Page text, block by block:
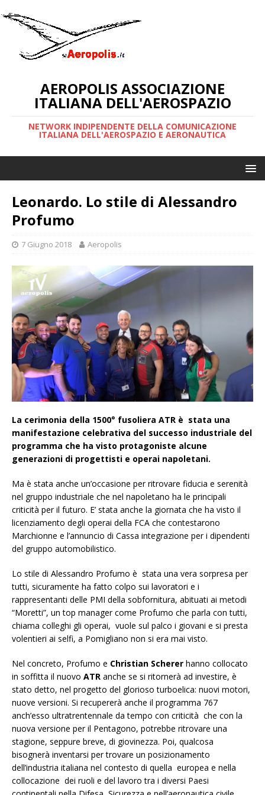
AEROPOLIS ASSOCIAZIONE
ITALIANA DELL'AEROSPAZIO
NETWORK INDIPENDENTE DELLA COMUNICAZIONE
ITALIANA DELL'AEROSPAZIO E AERONAUTICA
Leonardo. Lo stile di Alessandro
Profumo
7 Giugno 2018 Aeropolis
La cerimonia della 1500° fusoliera ATR è stata una
manifestazione celebrativa del successo industriale del
programma che ha visto protagoniste alcune
generazioni di progettisti e operai napoletani.
Ma è stata anche un’occasione per ritrovare fiducia e serenità
nel gruppo industriale che nel napoletano ha le principali
criticità per il futuro. E’ stata anche la giornata che ha visto il
licenziamento degli operai della FCA che contestarono
Marchionne e l’annuncio di Cassa integrazione per i dipendenti
del gruppo automobilistico.
Lo stile di Alessandro Profumo è stata una vera sorpresa per
tutti, sicuramente ha fatto colpo sui lavoratori e i
rappresentanti delle PMI della sobfornitura, abituati ai metodi
“Moretti”, un top manager come Profumo che parla con tutti,
chiama colleghi gli operai, vuole sul palco i giovani e si presta
volentieri ai selfi, a Pomigliano non si era mai visto.
Nel concreto, Profumo e Christian Scherer hanno collocato
in soffitta il nuovo ATR anche se si ritornerà ad investire, è
stato detto, nel progetto del glorioso turboelica: nuovi motori,
nuove versioni. Si recupererà anche il programma 767
anch’esso ultratrentennale da tempo con criticità che con la
nuova versione per il Pentagono, potrebbe ritrovare una
stagione, seppure breve, di giovinezza. Poi, qualcosa
bisognerà inventarsi per trovare un posizionamento
dell’industria italiana nel contesto di quella europea e nella
collocazione dei ruoli e del lavoro tra i diversi Paesi